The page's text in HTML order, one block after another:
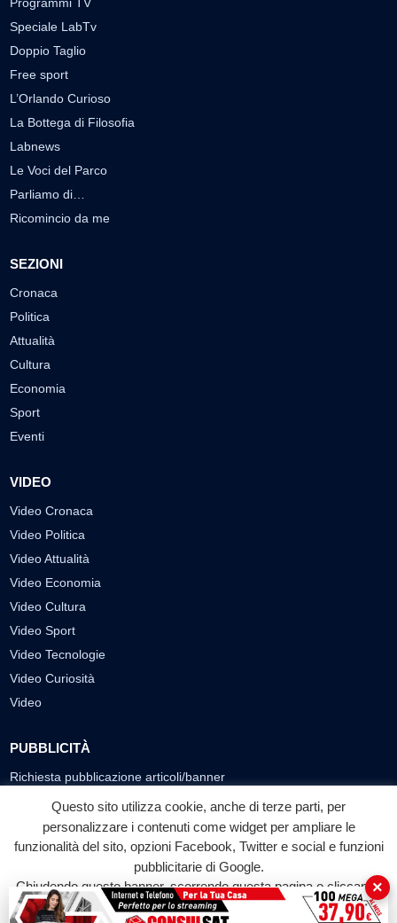
Speciale LabTv
Doppio Taglio
Free sport
L’Orlando Curioso
La Bottega di Filosofia
Labnews
Le Voci del Parco
Parliamo di…
Ricomincio da me
SEZIONI
Cronaca
Politica
Attualità
Cultura
Economia
Sport
Eventi
VIDEO
Video Cronaca
Video Politica
Video Attualità
Video Economia
Video Cultura
Video Sport
Video Tecnologie
Video Curiosità
Video
PUBBLICITÀ
Richiesta pubblicazione articoli/banner
SEGUICI SUI SOCIAL
f
Facebook
◎ ▶
YouTube
Questo sito utilizza cookie, anche di terze parti, per
personalizzare i contenuti come widget per ampliare le
funzionalità del sito, opzioni Facebook, Twitter e social e funzioni
pubblicitarie di Google.
Chiudendo questo banner, scorrendo questa pagina o cliccando
su qualunque suo elemento acconsenti all'uso dei cookie.
×